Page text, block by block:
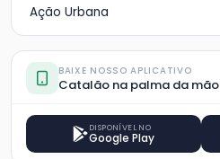
Ação Urbana
BAIXE NOSSO APLICATIVO
Catalão na palma da mão
DISPONÍVEL NO
Google Play